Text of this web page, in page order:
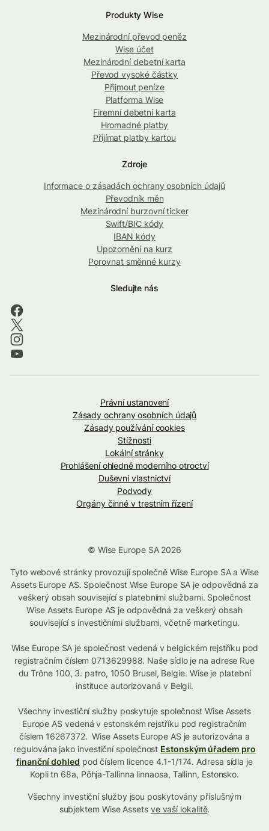
Produkty Wise
Mezinárodní převod peněz
Wise účet
Mezinárodní debetní karta
Převod vysoké částky
Přijmout peníze
Platforma Wise
Firemní debetní karta
Hromadné platby
Přijímat platby kartou
Zdroje
Informace o zásadách ochrany osobních údajů
Převodník měn
Mezinárodní burzovní ticker
Swift/BIC kódy
IBAN kódy
Upozornění na kurz
Porovnat směnné kurzy
Sledujte nás
Právní ustanovení
Zásady ochrany osobních údajů
Zásady používání cookies
Stížnosti
Lokální stránky
Prohlášení ohledně moderního otroctví
Duševní vlastnictví
Podvody
Orgány činné v trestním řízení
© Wise Europe SA 2026
Tyto webové stránky provozují společně Wise Europe SA a Wise
Assets Europe AS. Společnost Wise Europe SA je odpovědná za
veškerý obsah související s platebními službami. Společnost
Wise Assets Europe AS je odpovědná za veškerý obsah
související s investičními službami, včetně marketingu.
Wise Europe SA je společnost vedená v belgickém rejstříku pod
registračním číslem 0713629988. Naše sídlo je na adrese Rue
du Trône 100, 3. patro, 1050 Brusel, Belgie. Wise je platební
instituce autorizovaná v Belgii.
Všechny investiční služby poskytuje společnost Wise Assets
Europe AS vedená v estonském rejstříku pod registračním
číslem 16267372. Wise Assets Europe AS je autorizována a
regulována jako investiční společnost Estonským úřadem pro
finanční dohled pod číslem licence 4.1-1/174. Adresa sídla je
Kopli tn 68a, Põhja-Tallinna linnaosa, Tallinn, Estonsko.
Všechny investiční služby jsou poskytovány příslušným
subjektem Wise Assets ve vaší lokalitě.